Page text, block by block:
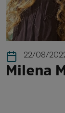
22/08/
Milena